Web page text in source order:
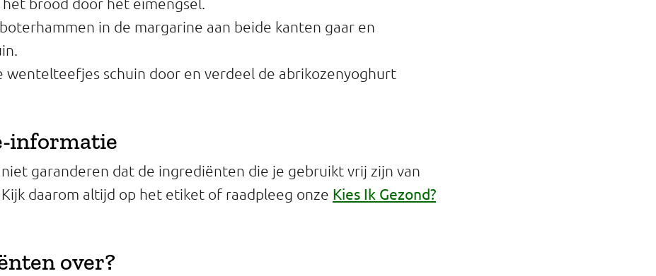
in de margarine aan beide kanten gaar en
wentelteefjes schuin door en verdeel de abrikozenyoghurt
informatie
garanderen dat de ingrediënten die je gebruikt vrij zijn van
daarom altijd op het etiket of raadpleeg onze Kies Ik Gezond?
over?